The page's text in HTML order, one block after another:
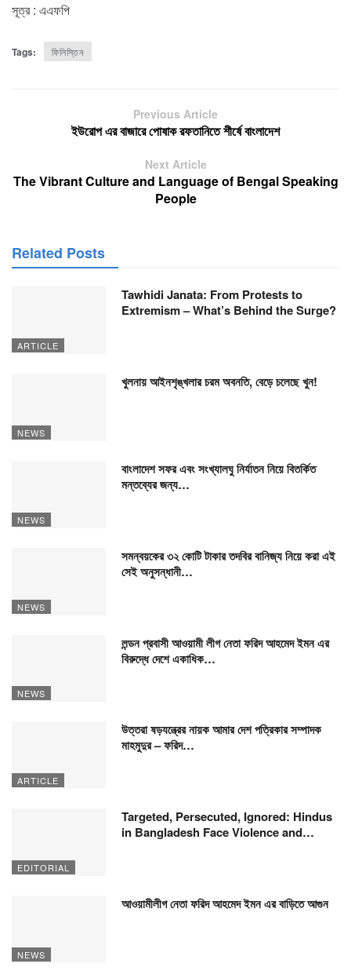
সূত্র : এএফপি
Tags: ফিলিস্তিন
Previous Article
ইউরোপ এর বাজারে পোষাক রফতানিতে শীর্ষে বাংলাদেশ
Next Article
The Vibrant Culture and Language of Bengal Speaking
People
Related Posts
ARTICLE
Tawhidi Janata: From Protests to
Extremism – What’s Behind the Surge?
NEWS
খুলনায় আইনশৃঙ্খলার চরম অবনতি, বেড়ে চলেছে খুন!
NEWS
বাংলাদেশ সফর এবং সংখ্যালঘু নির্যাতন নিয়ে বিতর্কিত
মন্তব্যের জন্য…
NEWS
সমন্বয়কের ৩২ কোটি টাকার তদবির বানিজ্য নিয়ে করা এই
সেই অনুসন্ধানী…
NEWS
লন্ডন প্রবাসী আওয়ামী লীগ নেতা ফরিদ আহমেদ ইমন এর
বিরুদ্ধে দেশে একাধিক…
ARTICLE
উত্তরা ষড়যন্ত্রের নায়ক আমার দেশ পত্রিকার সম্পাদক
মাহমুদুর – ফরিদ…
EDITORIAL
Targeted, Persecuted, Ignored: Hindus
in Bangladesh Face Violence and…
NEWS
আওয়ামীলীগ নেতা ফরিদ আহমেদ ইমন এর বাড়িতে আগুন